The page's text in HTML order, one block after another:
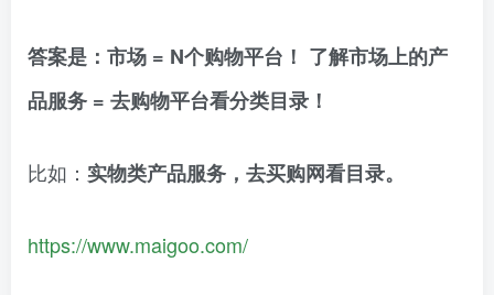
答案是：市场 = N个购物平台！ 了解市场上的产
品服务 = 去购物平台看分类目录！
比如： 实物类产品服务，去买购网看目录。
https://www.maigoo.com/